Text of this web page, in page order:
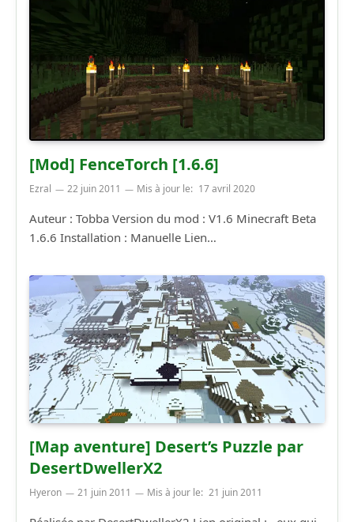
[Mod] FenceTorch [1.6.6]
Ezral 22 juin 2011 Mis à jour le: 17 avril 2020
Auteur : Tobba Version du mod : V1.6 Minecraft Beta
1.6.6 Installation : Manuelle Lien…
[Map aventure] Desert’s Puzzle par
DesertDwellerX2
Hyeron 21 juin 2011 Mis à jour le: 21 juin 2011